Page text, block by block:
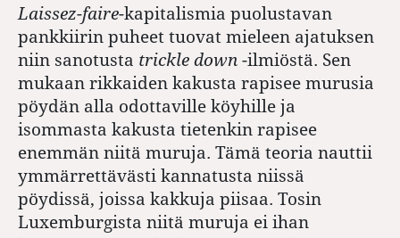
Laissez-faire-kapitalismia puolustavan
pankkiirin puheet tuovat mieleen ajatuksen
niin sanotusta trickle down -ilmiöstä. Sen
mukaan rikkaiden kakusta rapisee murusia
pöydän alla odottaville köyhille ja
isommasta kakusta tietenkin rapisee
enemmän niitä muruja. Tämä teoria nauttii
ymmärrettävästi kannatusta niissä
pöydissä, joissa kakkuja piisaa. Tosin
Luxemburgista niitä muruja ei ihan